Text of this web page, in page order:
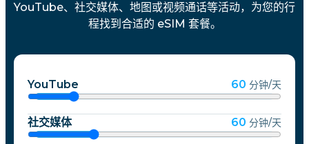
YouTube、社交媒体、地图或视频通话等活动，为您的行
程找到合适的 eSIM 套餐。
YouTube 60 分钟/天
社交媒体 60 分钟/天